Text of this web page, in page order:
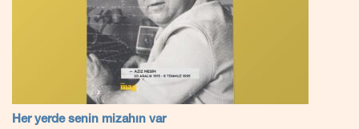
Her yerde senin mizahın var